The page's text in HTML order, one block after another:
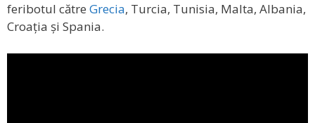
feribotul către Grecia, Turcia, Tunisia, Malta, Albania,
Croația și Spania.